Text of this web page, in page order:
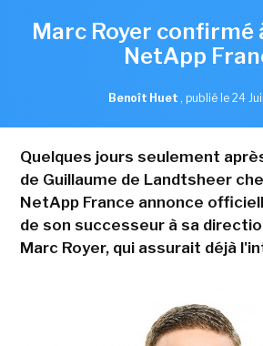
Marc Royer confirmé
NetApp
Benoît Huet , publié le 24
Quelques jours seulement
de Guillaume de Landtsheer
NetApp France annonce
de son successeur à sa
Marc Royer, qui assurait déjà